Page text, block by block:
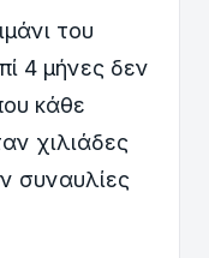
του
4 μήνες δεν
κάθε
χιλιάδες
συναυλίες